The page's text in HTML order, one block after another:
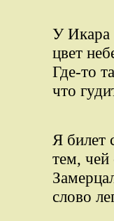
У Икара
цвет
Где-то
что
Я билет
­тем, чей
слово